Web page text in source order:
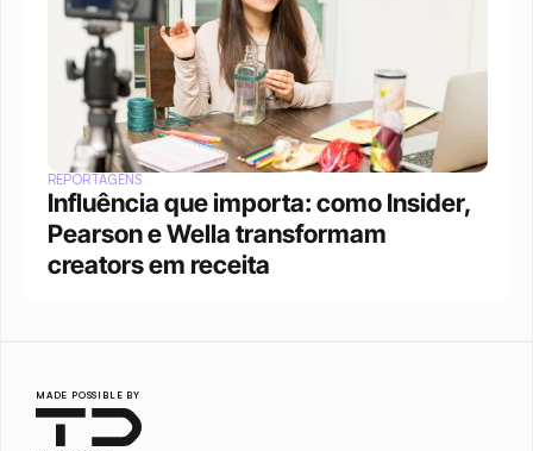
REPORTAGENS
Influência que importa: como Insider,
Pearson e Wella transformam
creators em receita
MADE POSSIBLE BY